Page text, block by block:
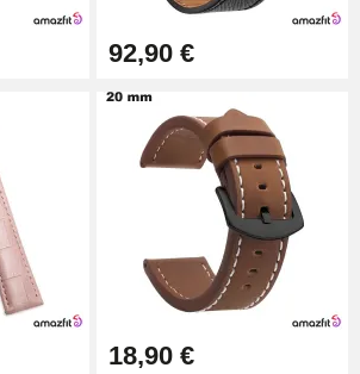
Montre Facile
92,90 €
18,90 €